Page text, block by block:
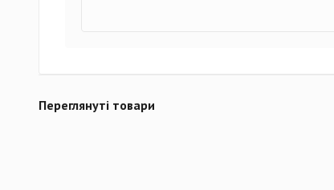
Переглянуті товари